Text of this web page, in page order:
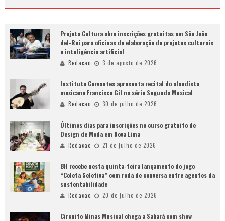
Projeta Cultura abre inscrições gratuitas em São João
del-Rei para oficinas de elaboração de projetos culturais
e inteligência artificial
Redacao 3 de agosto de 2026
Instituto Cervantes apresenta recital do alaudista
mexicano Francisco Gil na série Segunda Musical
Redacao 30 de julho de 2026
Últimos dias para inscrições no curso gratuito de
Design de Moda em Nova Lima
Redacao 21 de julho de 2026
BH recebe nesta quinta-feira lançamento do jogo
“Coleta Seletiva” com roda de conversa entre agentes da
sustentabilidade
Redacao 20 de julho de 2026
Circuito Minas Musical chega a Sabará com show